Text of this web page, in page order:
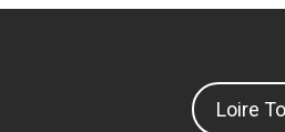
Loire